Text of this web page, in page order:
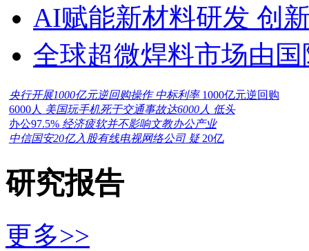
AI赋能新材料研发 创
全球超微焊料市场由
央行开展1000亿元逆回购操作 中标利率 1000亿元逆回购
6000人 美国玩手机死于交通事故达6000人 低头
办公97.5% 经济疲软并不影响文教办公产业
中信国安20亿入股有线电视网络公司 疑 20亿
研究报告
更多>>